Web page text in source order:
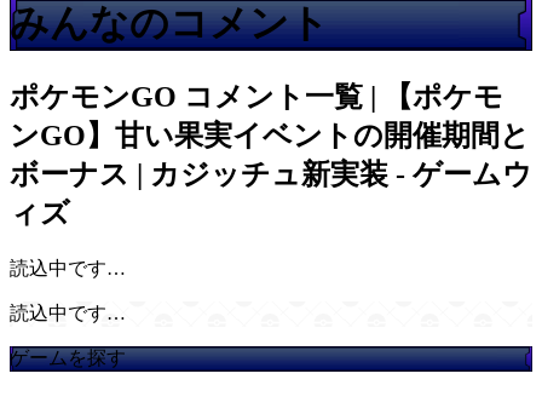
みんなのコメント
ポケモンGO コメント一覧 | 【ポケモ
ンGO】甘い果実イベントの開催期間と
ボーナス | カジッチュ新実装 - ゲームウ
ィズ
読込中です…
読込中です…
ゲームを探す